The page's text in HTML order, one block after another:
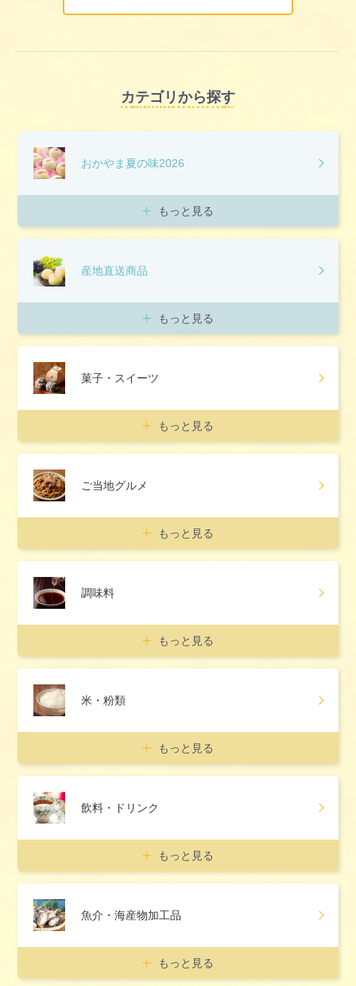
カテゴリから探す
おかやま夏の味2026
もっと見る
産地直送商品
もっと見る
菓子・スイーツ
もっと見る
ご当地グルメ
もっと見る
調味料
もっと見る
米・粉類
もっと見る
飲料・ドリンク
もっと見る
魚介・海産物加工品
もっと見る